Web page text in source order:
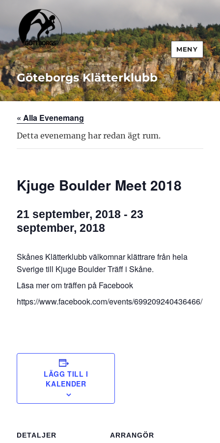
Göteborgs Klätterklubb
MENY
« Alla Evenemang
Detta evenemang har redan ägt rum.
Kjuge Boulder Meet 2018
21 september, 2018 -23
september, 2018
Skånes Klätterklubbvälkomnar klättrare från hela
Sverige till Kjuge Boulder Träff i Skåne.
Läsa mer om träffen på Facebook
https://www.facebook.com/events/699209240436466/
LÄGG TILL I
KALENDER
DETALJER ARRANGÖR